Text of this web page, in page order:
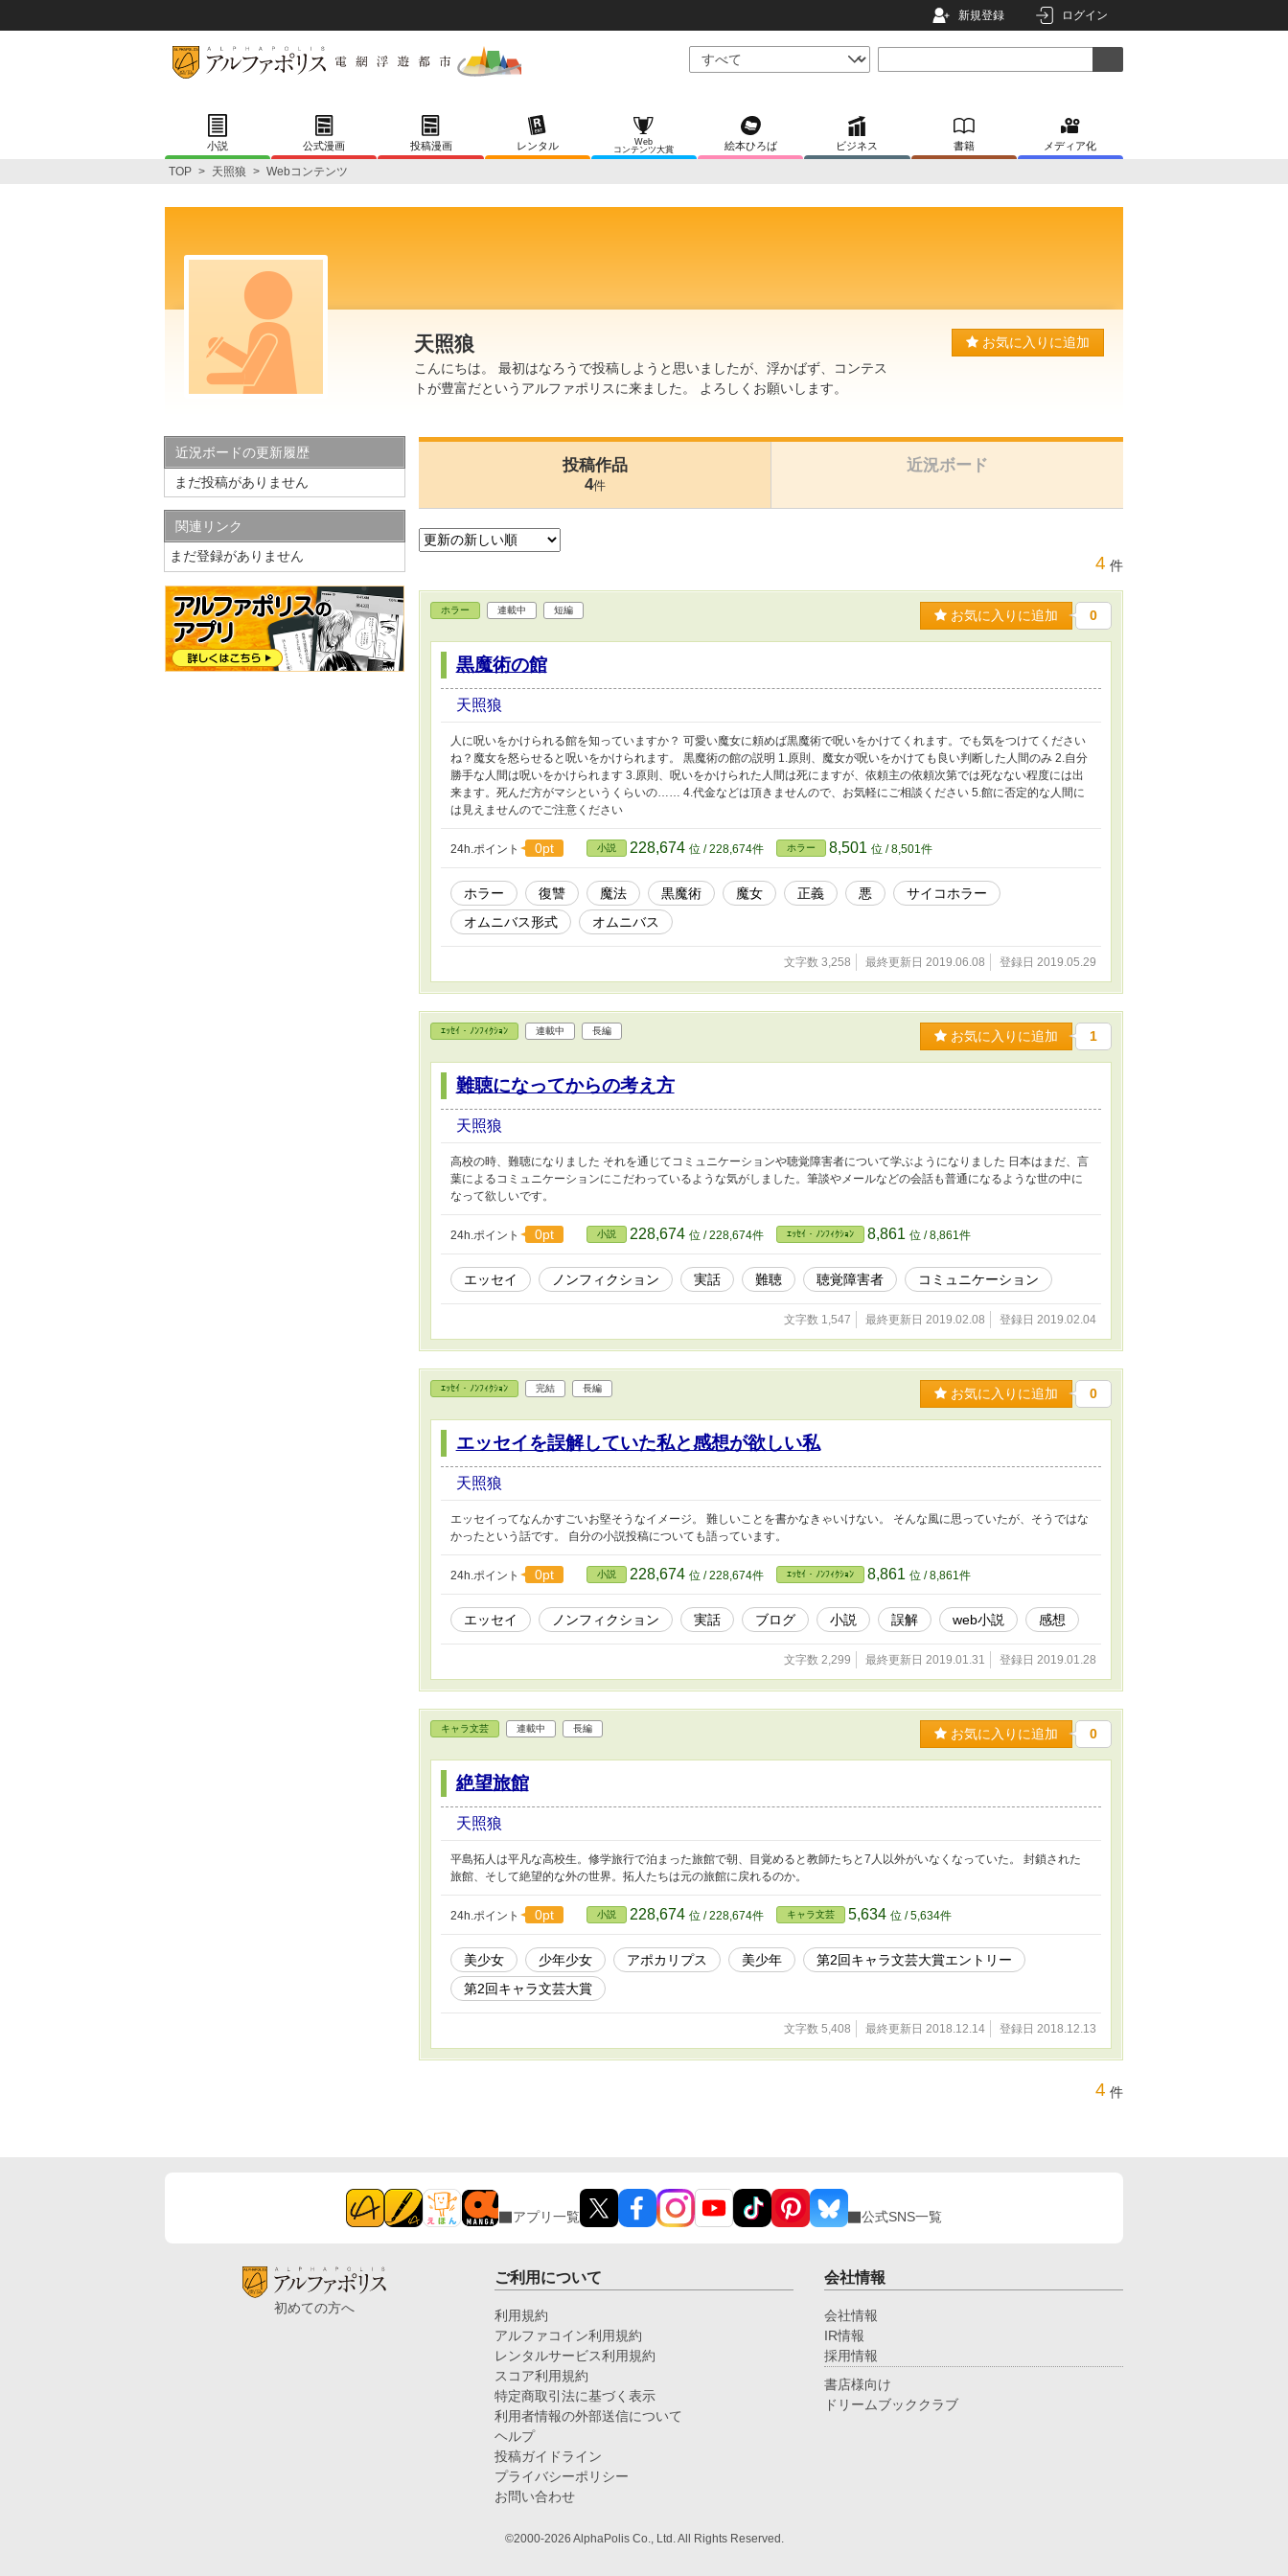
新規登録 ログイン
小説 公式漫画 投稿漫画 レンタル
Web
コンテンツ大賞
絵本ひろば ビジネス 書籍 メディア化
TOP > 天照狼 > Webコンテンツ
天照狼
こんにちは。 最初はなろうで投稿しようと思いましたが、浮かばず、コンテス
トが豊富だというアルファポリスに来ました。 よろしくお願いします。
お気に入りに追加
投稿作品
4件
近況ボード
4 件
ホラー 連載中 短編 お気に入りに追加 0
黒魔術の館
天照狼
人に呪いをかけられる館を知っていますか？ 可愛い魔女に頼めば黒魔術で呪いをかけてくれます。でも気をつけてください
ね？魔女を怒らせると呪いをかけられます。 黒魔術の館の説明 1.原則、魔女が呪いをかけても良い判断した人間のみ 2.自分
勝手な人間は呪いをかけられます 3.原則、呪いをかけられた人間は死にますが、依頼主の依頼次第では死なない程度には出
来ます。死んだ方がマシというくらいの…… 4.代金などは頂きませんので、お気軽にご相談ください 5.館に否定的な人間に
は見えませんのでご注意ください
24h.ポイント 0pt 小説 228,674 位 / 228,674件 ホラー 8,501 位 / 8,501件
ホラー 復讐 魔法 黒魔術 魔女 正義 悪
サイコホラー
オムニバス形式
オムニバス
文字数 3,258 最終更新日 2019.06.08 登録日 2019.05.29
ｴｯｾｲ・ﾉﾝﾌｨｸｼｮﾝ 連載中 長編 お気に入りに追加 1
難聴になってからの考え方
天照狼
高校の時、難聴になりました それを通じてコミュニケーションや聴覚障害者について学ぶようになりました 日本はまだ、言
葉によるコミュニケーションにこだわっているような気がしました。筆談やメールなどの会話も普通になるような世の中に
なって欲しいです。
24h.ポイント 0pt 小説 228,674 位 / 228,674件 ｴｯｾｲ・ﾉﾝﾌｨｸｼｮﾝ 8,861 位 / 8,861件
エッセイ ノンフィクション 実話 難聴 聴覚障害者 コミュニケーション
文字数 1,547 最終更新日 2019.02.08 登録日 2019.02.04
ｴｯｾｲ・ﾉﾝﾌｨｸｼｮﾝ 完結 長編 お気に入りに追加 0
エッセイを誤解していた私と感想が欲しい私
天照狼
エッセイってなんかすごいお堅そうなイメージ。 難しいことを書かなきゃいけない。 そんな風に思っていたが、そうではな
かったという話です。 自分の小説投稿についても語っています。
24h.ポイント 0pt 小説 228,674 位 / 228,674件 ｴｯｾｲ・ﾉﾝﾌｨｸｼｮﾝ 8,861 位 / 8,861件
エッセイ ノンフィクション 実話 ブログ 小説 誤解 web小説 感想
文字数 2,299 最終更新日 2019.01.31 登録日 2019.01.28
キャラ文芸 連載中 長編 お気に入りに追加 0
絶望旅館
天照狼
平島拓人は平凡な高校生。修学旅行で泊まった旅館で朝、目覚めると教師たちと7人以外がいなくなっていた。 封鎖された
旅館、そして絶望的な外の世界。拓人たちは元の旅館に戻れるのか。
24h.ポイント 0pt 小説 228,674 位 / 228,674件 キャラ文芸 5,634 位 / 5,634件
美少女 少年少女 アポカリプス 美少年
第2回キャラ文芸大賞エントリー
第2回キャラ文芸大賞
文字数 5,408 最終更新日 2018.12.14 登録日 2018.12.13
4 件
近況ボードの更新履歴
まだ投稿がありません
関連リンク
まだ登録がありません
アプリ一覧 公式SNS一覧
初めての方へ
ご利用について
利用規約
アルファコイン利用規約
レンタルサービス利用規約
スコア利用規約
特定商取引法に基づく表示
利用者情報の外部送信について
ヘルプ
投稿ガイドライン
プライバシーポリシー
お問い合わせ
会社情報
会社情報
IR情報
採用情報
書店様向け
ドリームブッククラブ
©2000-2026 AlphaPolis Co., Ltd. All Rights Reserved.